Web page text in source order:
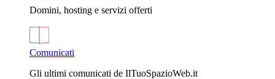
Domini, hosting e servizi offerti
Comunicati
Gli ultimi comunicati de IlTuoSpazioWeb.it